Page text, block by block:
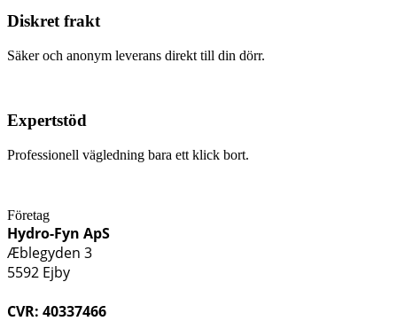
Diskret frakt
Säker och anonym leverans direkt till din dörr.
Expertstöd
Professionell vägledning bara ett klick bort.
Företag
Hydro-Fyn ApS
Æblegyden 3
5592 Ejby
CVR: 40337466